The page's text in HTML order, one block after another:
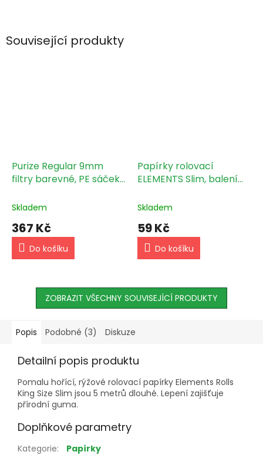
Související produkty
Purize Regular 9mm
filtry barevné, PE sáček
Skladem
367 Kč
Do košíku
Papírky rolovací
ELEMENTS Slim, balení
Skladem
59 Kč
Do košíku
ZOBRAZIT VŠECHNY SOUVISEJÍCÍ PRODUKTY
Popis Podobné (3) Diskuze
Detailní popis produktu
Pomalu hořící, rýžové rolovací papírky Elements Rolls
King Size Slim jsou 5 metrů dlouhé. Lepení zajišťuje
přírodní guma.
Doplňkové parametry
Kategorie:
Papírky